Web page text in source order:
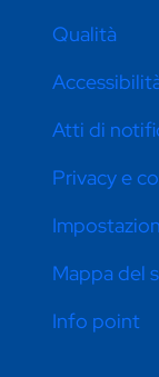
Qualità
Atti di
Privacy e
Mappa del
Info point